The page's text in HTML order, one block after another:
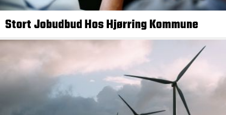
Stort Jobudbud Hos Hjørring Kommune